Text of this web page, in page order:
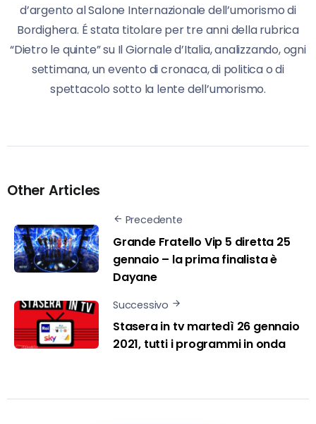
d’argento al Salone Internazionale dell’umorismo di
Bordighera. É stata titolare per tre anni della rubrica
“Dietro le quinte” su Il Giornale d’Italia, analizzando, ogni
settimana, un evento di cronaca, di politica o di
spettacolo sotto la lente dell’umorismo.
Other Articles
Precedente
Grande Fratello Vip 5 diretta 25
gennaio – la prima finalista è
Dayane
Successivo
Stasera in tv martedì 26 gennaio
2021, tutti i programmi in onda